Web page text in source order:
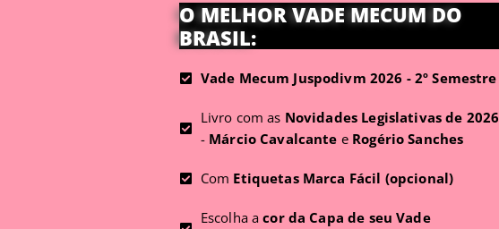
O MELHOR VADE MECUM DO
BRASIL:
Vade Mecum Juspodivm 2026 - 2º Semestre
Livro com as Novidades Legislativas de 2026
- Márcio Cavalcante e Rogério Sanches
Com Etiquetas Marca Fácil (opcional)
Escolha acor da Capa de seu Vade